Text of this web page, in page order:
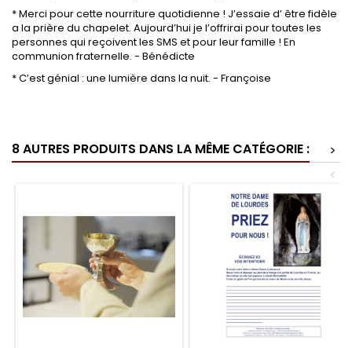
* Merci pour cette nourriture quotidienne ! J’essaie d’ être fidèle
a la prière du chapelet. Aujourd’hui je l’offrirai pour toutes les
personnes qui reçoivent les SMS et pour leur famille ! En
communion fraternelle. - Bénédicte
* C’est génial : une lumière dans la nuit. - Françoise
8 AUTRES PRODUITS DANS LA MÊME CATÉGORIE :
>
<